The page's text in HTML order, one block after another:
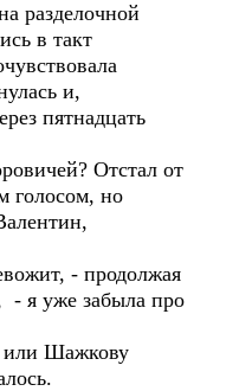
разделочной
в такт
и,
пятнадцать
Отстал от
голосом, но
- продолжая
- я уже забыла про
или Шажкову